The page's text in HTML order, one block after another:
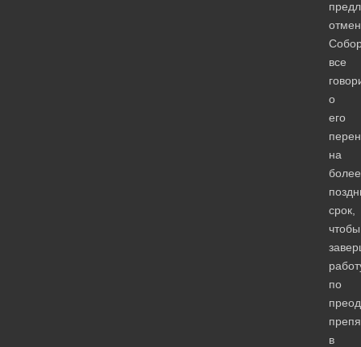
все
о
его
на
более
срок,
чтобы
по
в